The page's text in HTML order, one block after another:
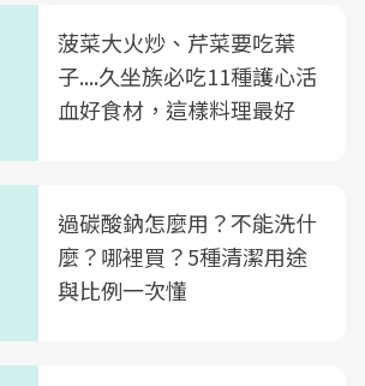
菠菜大火炒、芹菜要吃葉
子....久坐族必吃11種護心活
血好食材，這樣料理最好
過碳酸鈉怎麼用？不能洗什
麼？哪裡買？5種清潔用途
與比例一次懂